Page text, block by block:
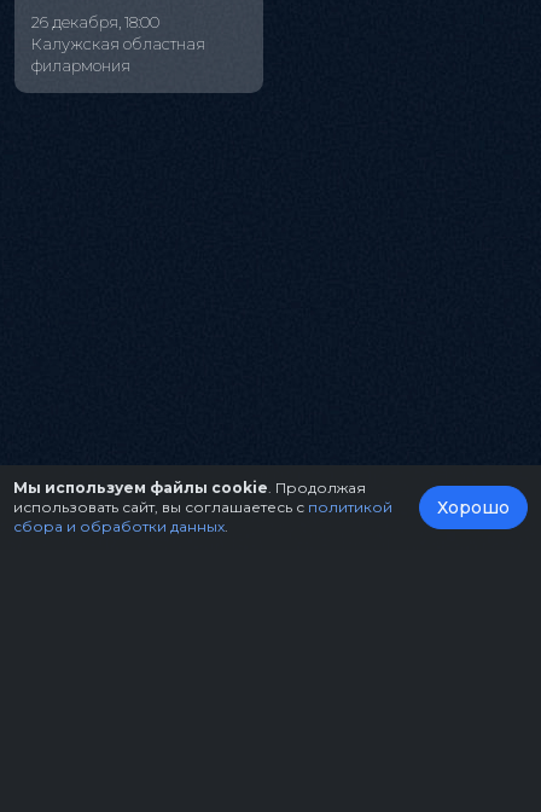
26 декабря, 18:00
Калужская областная
филармония
Мы используем файлы cookie . Продолжая
использовать сайт, вы соглашаетесь с политикой
сбора и обработки данных
Хорошо